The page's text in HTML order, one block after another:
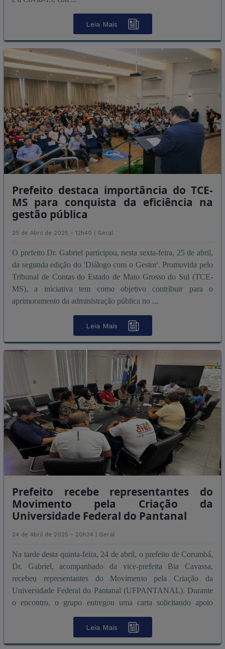
Leia Mais
Prefeito destaca importância do TCE-
MS para conquista da eficiência na
gestão pública
25 de Abril de 2025 - 12h40 | Geral
O prefeito Dr. Gabriel participou, nesta sexta-feira, 25 de abril,
da segunda edição do 'Diálogo com o Gestor'. Promovida pelo
Tribunal de Contas do Estado de Mato Grosso do Sul (TCE-
MS), a iniciativa tem como objetivo contribuir para o
aprimoramento da administração pública no ...
Leia Mais
Prefeito recebe representantes do
Movimento pela Criação da
Universidade Federal do Pantanal
24 de Abril de 2025 - 20h34 | Geral
Na tarde desta quinta-feira, 24 de abril, o prefeito de Corumbá,
Dr. Gabriel, acompanhado da vice-prefeita Bia Cavassa,
recebeu representantes do Movimento pela Criação da
Universidade Federal do Pantanal (UFPANTANAL). Durante
o encontro, o grupo entregou uma carta solicitando apoio
Leia Mais